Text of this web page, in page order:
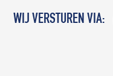
WIJ VERSTUREN VIA: